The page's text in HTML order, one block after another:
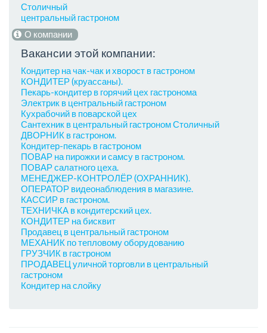
Столичный
центральный гастроном
О компании
Вакансии этой компании:
Кондитер на чак-чак и хворост в гастроном
КОНДИТЕР (круассаны).
Пекарь-кондитер в горячий цех гастронома
Электрик в центральный гастроном
Кухрабочий в поварской цех
Сантехник в центральный гастроном Столичный
ДВОРНИК в гастроном.
Кондитер-пекарь в гастроном
ПОВАР на пирожки и самсу в гастроном.
ПОВАР салатного цеха.
МЕНЕДЖЕР-КОНТРОЛЁР (ОХРАННИК).
ОПЕРАТОР видеонаблюдения в магазине.
КАССИР в гастроном.
ТЕХНИЧКА в кондитерский цех.
КОНДИТЕР на бисквит
Продавец в центральный гастроном
МЕХАНИК по тепловому оборудованию
ГРУЗЧИК в гастроном
ПРОДАВЕЦ уличной торговли в центральный
гастроном
Кондитер на слойку